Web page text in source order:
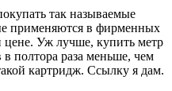
так называемые
применяются в фирменных
цене. Уж лучше, купить метр
полтора раза меньше, чем
картридж. Ссылку я дам.